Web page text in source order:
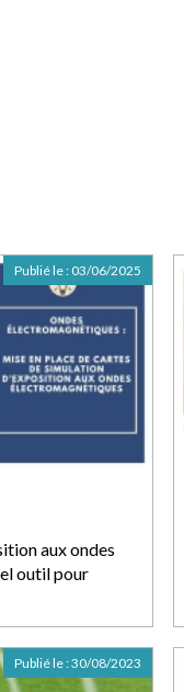
aux ondes
outil pour
Publié le : 03/06/2025
Publié le :30/08/2023